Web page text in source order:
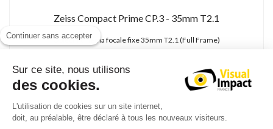
Zeiss Compact Prime CP.3 - 35mm T2.1
Objectif cinéma focale fixe 35mm T2.1 (Full Frame)
4 200,00 € TTC
Continuer sans accepter
Sur ce site, nous utilisons
des cookies.
L'utilisation de cookies sur un site internet,
doit, au préalable, être déclaré à tous les nouveaux visiteurs.